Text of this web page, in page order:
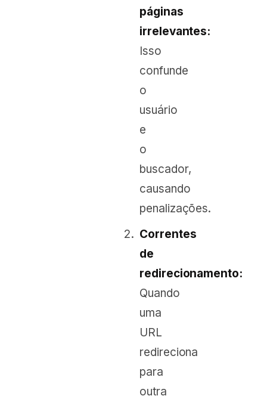
páginas
irrelevantes:
Isso
confunde
o
usuário
e
o
buscador,
causando
penalizações.
Correntes
de
redirecionamento:
Quando
uma
URL
redireciona
para
outra